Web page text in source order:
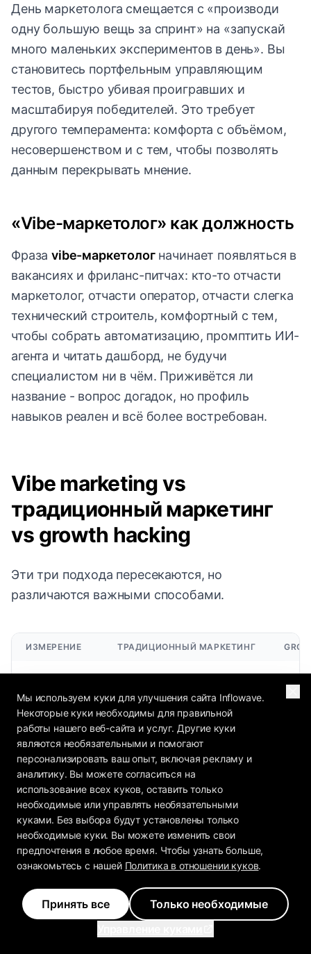
День маркетолога смещается с «производи
одну большую вещь за спринт» на «запускай
много маленьких экспериментов в день». Вы
становитесь портфельным управляющим
тестов, быстро убивая проигравших и
масштабируя победителей. Это требует
другого темперамента: комфорта с объёмом,
несовершенством и с тем, чтобы позволять
данным перекрывать мнение.
«Vibe-маркетолог» как должность
Фразаvibe-маркетологначинает появляться в
вакансиях и фриланс-питчах: кто-то отчасти
маркетолог, отчасти оператор, отчасти слегка
технический строитель, комфортный с тем,
чтобы собрать автоматизацию, промптить ИИ-
агента и читать дашборд, не будучи
специалистом ни в чём. Приживётся ли
название - вопрос догадок, но профиль
навыков реален и всё более востребован.
Vibe marketing vs
традиционный маркетинг
vs growth hacking
Эти три подхода пересекаются, но
различаются важными способами.
ИЗМЕРЕНИЕ ТРАДИЦИОННЫЙ МАРКЕТИНГ
Кампании и каналы
Основной
интерфейс
Брифы, инструменты и
встречи
Нужный
размер
команды
Большие,
специализированные
команды
Время от
идеи до
запуска
Недели
Мы используем куки для улучшения сайта Inflowave.
Некоторые куки необходимы для правильной
работы нашего веб-сайта и услуг. Другие куки
являются необязательными и помогают
персонализировать ваш опыт, включая рекламу и
аналитику. Вы можете согласиться на
использование всех куков, оставить только
необходимые или управлять необязательными
куками. Без выбора будут установлены только
необходимые куки. Вы можете изменить свои
предпочтения в любое время. Чтобы узнать больше,
ознакомьтесь с нашей Политика в отношении куков.
Принять все
Только необходимые